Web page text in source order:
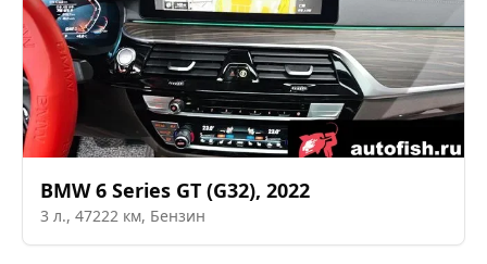
BMW 6 Series GT (G32), 2022
3 л., 47222 км, Бензин